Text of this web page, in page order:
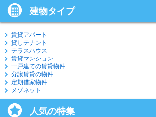
建物タイプ
賃貸アパート
貸しテナント
テラスハウス
賃貸マンション
一戸建ての賃貸物件
分譲賃貸の物件
定期借家物件
メゾネット
人気の特集